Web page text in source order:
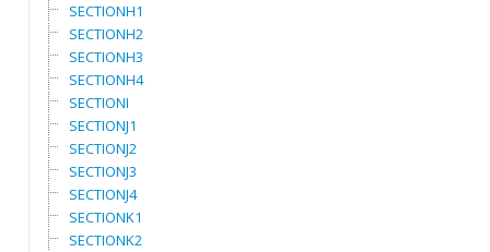
SECTIONH1
SECTIONH2
SECTIONH3
SECTIONH4
SECTIONI
SECTIONJ1
SECTIONJ2
SECTIONJ3
SECTIONJ4
SECTIONK1
SECTIONK2